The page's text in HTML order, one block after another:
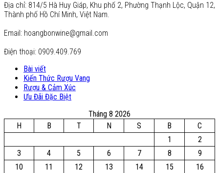
Địa chỉ: 814/5 Hà Huy Giáp, Khu phố 2, Phường Thạnh Lộc, Quận 12,
Thành phố Hồ Chí Minh, Việt Nam.
Email: hoangbonwine@gmail.com
Điện thoại: 0909.409.769
Bài viết
Kiến Thức Rượu Vang
Rượu & Cảm Xúc
Ưu Đãi Đặc Biệt
Tháng 8 2026
H
B T N S B
C
1
2
3
4 5 6 7 8
9
10
11 12 13 14 15
16